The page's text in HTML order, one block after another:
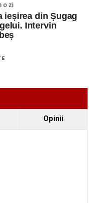
Gârbova
o zi
ieșirea din Șugag
Intervin
Opinii